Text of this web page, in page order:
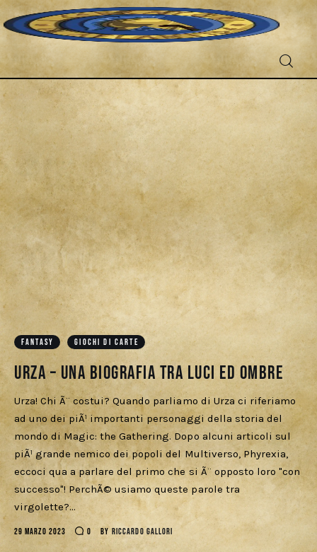
Fantascienza
Fantasy
Games
Recensioni
Libri e fumetti
Cercatori
Download
FANTASY GIOCHI DI CARTE
Urza – una biografia tra luci ed ombre
Urza! Chi Ã¨ costui? Quando parliamo di Urza ci riferiamo
ad uno dei piÃ¹ importanti personaggi della storia del
mondo di Magic: the Gathering. Dopo alcuni articoli sul
piÃ¹ grande nemico dei popoli del Multiverso, Phyrexia,
eccoci qua a parlare del primo che si Ã¨ opposto loro "con
successo"! PerchÃ© usiamo queste parole tra
virgolette?…
29 MARZO 2023 0 BY RICCARDO GALLORI